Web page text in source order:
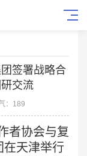
签署战略合
交流
：189
者协会与复
在天津举行